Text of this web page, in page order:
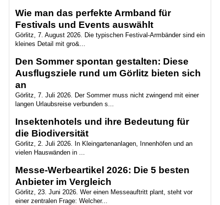
Wie man das perfekte Armband für
Festivals und Events auswählt
Görlitz, 7. August 2026. Die typischen Festival-Armbänder sind ein
kleines Detail mit gro&...
Den Sommer spontan gestalten: Diese
Ausflugsziele rund um Görlitz bieten sich
an
Görlitz, 7. Juli 2026. Der Sommer muss nicht zwingend mit einer
langen Urlaubsreise verbunden s...
Insektenhotels und ihre Bedeutung für
die Biodiversität
Görlitz, 2. Juli 2026. In Kleingartenanlagen, Innenhöfen und an
vielen Hauswänden in ...
Messe-Werbeartikel 2026: Die 5 besten
Anbieter im Vergleich
Görlitz, 23. Juni 2026. Wer einen Messeauftritt plant, steht vor
einer zentralen Frage: Welcher...